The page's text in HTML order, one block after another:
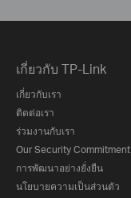
เกี่ยวกับ TP-Link
เกี่ยวกับเรา
ติดต่อเรา
ร่วมงานกับเรา
Our Security Commitment
การพัฒนาอย่างยั่งยืน
นโยบายความเป็นส่วนตัว